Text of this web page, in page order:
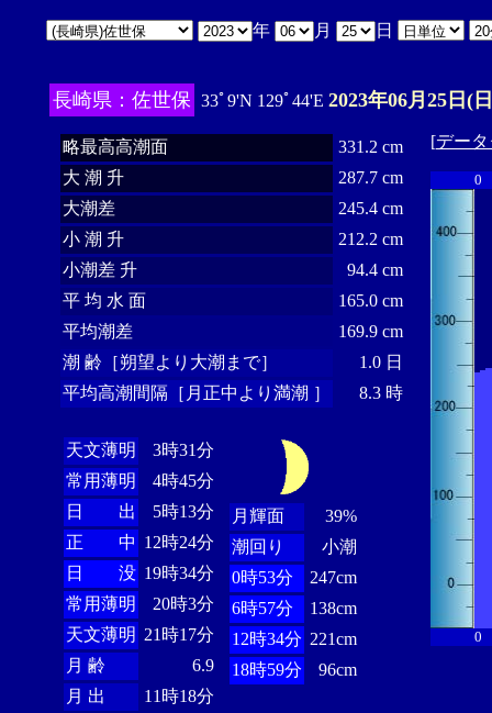
年 月 日
長崎県：佐世保 33ﾟ9'N 129ﾟ44'E 2023年06月25日(
略最高高潮面
331.2 cm
大 潮 升
287.7 cm
大潮差
245.4 cm
小 潮 升
212.2 cm
小潮差 升
94.4 cm
平 均 水 面
165.0 cm
平均潮差
169.9 cm
潮 齢［朔望より大潮まで］
1.0 日
平均高潮間隔［月正中より満潮 ］
8.3 時
天文薄明
3時31分
常用薄明
4時45分
日 出
5時13分
正 中 12時24分
日 没 19時34分
常用薄明
20時3分
天文薄明 21時17分
月 齢
6.9
月 出
11時18分
月輝面
39%
潮回り
小潮
0時53分
247cm
6時57分
138cm
12時34分 221cm
18時59分
96cm
[デー
0
0